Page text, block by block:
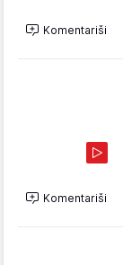
Komentariši
Komentariši